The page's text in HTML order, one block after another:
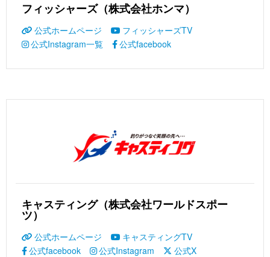
フィッシャーズ（株式会社ホンマ）
公式ホームページ
フィッシャーズTV
公式Instagram一覧
公式facebook
キャスティング（株式会社ワールドスポー
ツ）
公式ホームページ
キャスティングTV
公式facebook
公式Instagram 公式X